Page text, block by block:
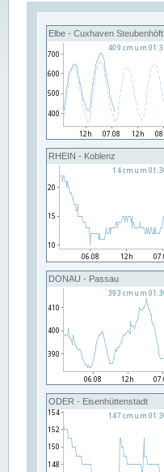
Elbe - Cuxhaven Steubenhöft
RHEIN - Koblenz
DONAU - Passau
ODER - Eisenhüttenstadt